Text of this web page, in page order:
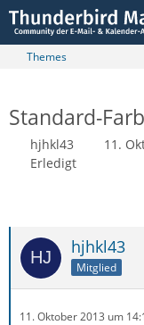
Themes
Standard-
hjhkl43 11.
Erledigt
hjhkl43
Mitglied
11. Oktober 2013 um